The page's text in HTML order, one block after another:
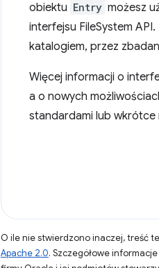
obiektu Entry możesz
interfejsu FileSystem
katalogiem, przez
Więcej informacji o
a o nowych
standardami lub wkrótce
O ile nie stwierdzono inaczej, treść
Apache 2.0. Szczegółowe